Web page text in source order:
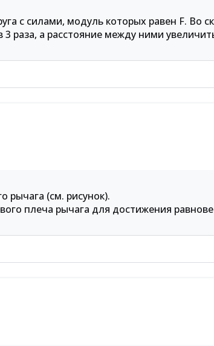
с силами, модуль которых равен F. Во
раза, а расстояние между ними
рычага (см. рисунок).
плеча рычага для достижения